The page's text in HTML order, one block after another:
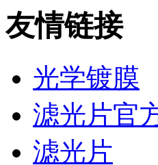
友情链接
光学镀膜
滤光片官
滤光片